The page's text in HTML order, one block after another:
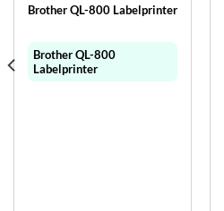
Brother QL-800 Labelprinter
Brother QL-800
Labelprinter